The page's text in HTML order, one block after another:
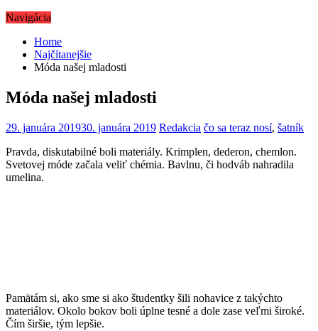
Navigácia
Home
Najčítanejšie
Móda našej mladosti
Móda našej mladosti
29. januára 201930. januára 2019 Redakcia čo sa teraz nosí, šatník
Pravda, diskutabilné boli materiály. Krimplen, dederon, chemlon.
Svetovej móde začala veliť chémia. Bavlnu, či hodváb nahradila
umelina.
Pamätám si, ako sme si ako študentky šili nohavice z takýchto
materiálov. Okolo bokov boli úplne tesné a dole zase veľmi široké.
Čím širšie, tým lepšie.